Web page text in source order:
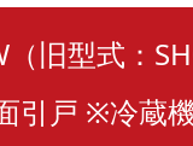
旧型式：
引戸 ※冷蔵